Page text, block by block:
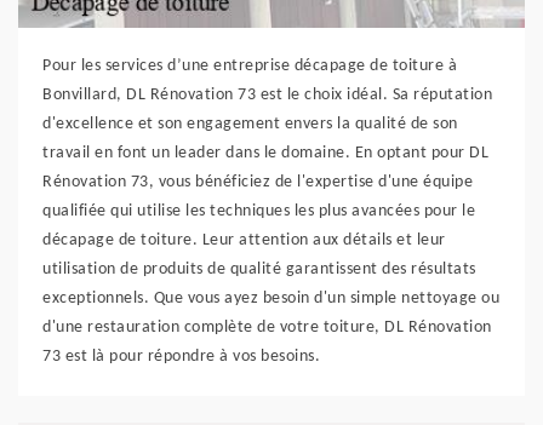
Pour les services d’une entreprise décapage de toiture à
Bonvillard, DL Rénovation 73 est le choix idéal. Sa réputation
d'excellence et son engagement envers la qualité de son
travail en font un leader dans le domaine. En optant pour DL
Rénovation 73, vous bénéficiez de l'expertise d'une équipe
qualifiée qui utilise les techniques les plus avancées pour le
décapage de toiture. Leur attention aux détails et leur
utilisation de produits de qualité garantissent des résultats
exceptionnels. Que vous ayez besoin d'un simple nettoyage ou
d'une restauration complète de votre toiture, DL Rénovation
73 est là pour répondre à vos besoins.